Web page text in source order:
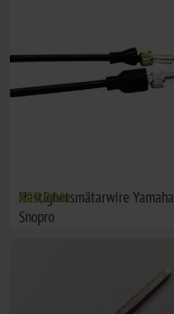
Hastighetsmätarwire Yamaha
Snopro
405,00 kr